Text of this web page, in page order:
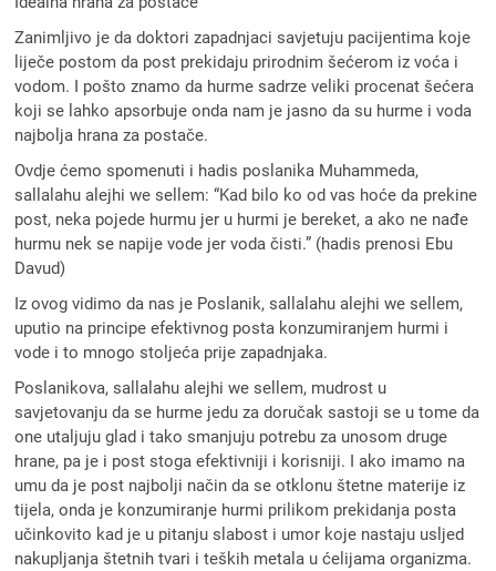
Zanimljivo je da doktori zapadnjaci savjetuju pacijentima koje
liječe postom da post prekidaju prirodnim šećerom iz voća i
vodom. I pošto znamo da hurme sadrze veliki procenat šećera
koji se lahko apsorbuje onda nam je jasno da su hurme i voda
najbolja hrana za postače.
Ovdje ćemo spomenuti i hadis poslanika Muhammeda,
sallalahu alejhi we sellem: “Kad bilo ko od vas hoće da prekine
post, neka pojede hurmu jer u hurmi je bereket, a ako ne nađe
hurmu nek se napije vode jer voda čisti.” (hadis prenosi Ebu
Davud)
Iz ovog vidimo da nas je Poslanik, sallalahu alejhi we sellem,
uputio na principe efektivnog posta konzumiranjem hurmi i
vode i to mnogo stoljeća prije zapadnjaka.
Poslanikova, sallalahu alejhi we sellem, mudrost u
savjetovanju da se hurme jedu za doručak sastoji se u tome da
one utaljuju glad i tako smanjuju potrebu za unosom druge
hrane, pa je i post stoga efektivniji i korisniji. I ako imamo na
umu da je post najbolji način da se otklonu štetne materije iz
tijela, onda je konzumiranje hurmi prilikom prekidanja posta
učinkovito kad je u pitanju slabost i umor koje nastaju usljed
nakupljanja štetnih tvari i teških metala u ćelijama organizma.